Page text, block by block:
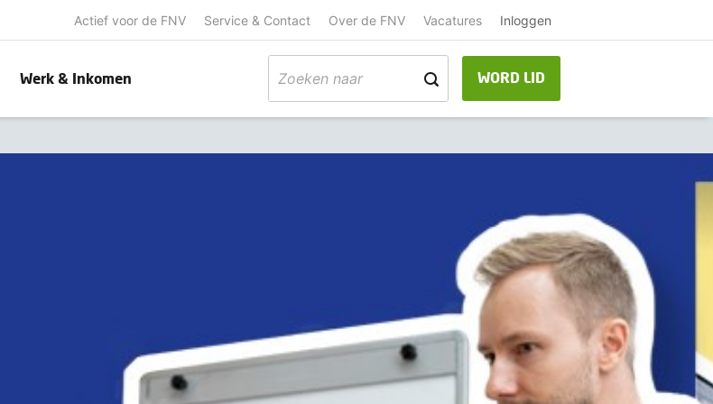
Actief voor de FNV Service & Contact Over de FNV Vacatures Inloggen
Werk & Inkomen WORD LID